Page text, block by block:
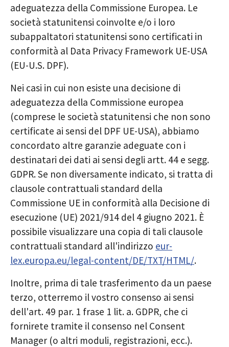
adeguatezza della Commissione Europea. Le
società statunitensi coinvolte e/o i loro
subappaltatori statunitensi sono certificati in
conformità al Data Privacy Framework UE-USA
(EU-U.S. DPF).
Nei casi in cui non esiste una decisione di
adeguatezza della Commissione europea
(comprese le società statunitensi che non sono
certificate ai sensi del DPF UE-USA), abbiamo
concordato altre garanzie adeguate con i
destinatari dei dati ai sensi degli artt. 44 e segg.
GDPR. Se non diversamente indicato, si tratta di
clausole contrattuali standard della
Commissione UE in conformità alla Decisione di
esecuzione (UE) 2021/914 del 4 giugno 2021. È
possibile visualizzare una copia di tali clausole
contrattuali standard all'indirizzo eur-
lex.europa.eu/legal-content/DE/TXT/HTML/.
Inoltre, prima di tale trasferimento da un paese
terzo, otterremo il vostro consenso ai sensi
dell'art. 49 par. 1 frase 1 lit. a. GDPR, che ci
fornirete tramite il consenso nel Consent
Manager (o altri moduli, registrazioni, ecc.).